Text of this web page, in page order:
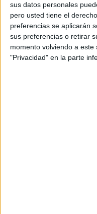
sus datos personales
pero usted tiene el
preferencias se aplicarán
sus preferencias o retirar
momento volviendo a este
"Privacidad" en la parte